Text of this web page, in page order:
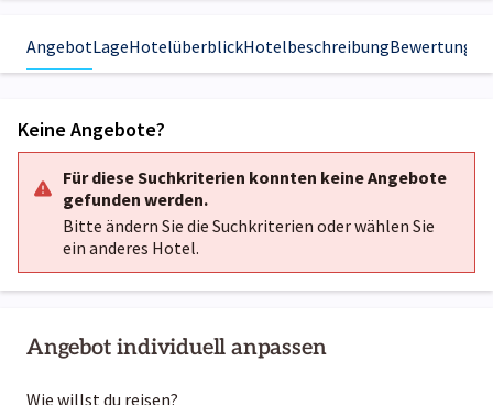
AngebotLageHotelüberblickHotelbeschreibungBewertungen
Angebot individuell anpassen
Wie willst du reisen?
Keine Angebote?
Für diese Suchkriterien konnten keine Angebote
gefunden werden.
Bitte ändern Sie die Suchkriterien oder wählen Sie
ein anderes Hotel.